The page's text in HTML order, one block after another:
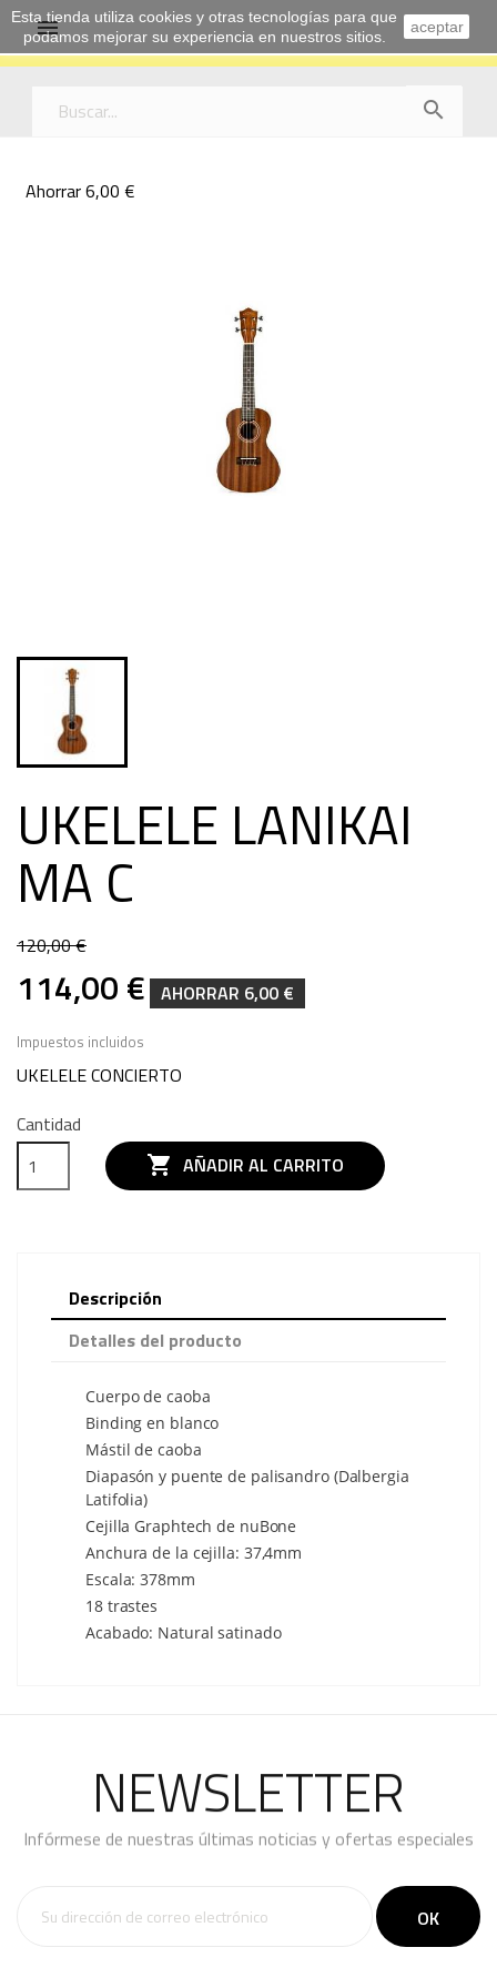


Ahorrar 6,00 €
UKELELE LANIKAI
MA C
120,00 €
114,00 € AHORRAR 6,00 €
Impuestos incluidos
UKELELE CONCIERTO
Cantidad
 AÑADIR AL CARRITO
Descripción
Detalles del producto
Cuerpo de caoba
Binding en blanco
Mástil de caoba
Diapasón y puente de palisandro (Dalbergia
Latifolia)
Cejilla Graphtech de nuBone
Anchura de la cejilla: 37,4mm
Escala: 378mm
18 trastes
Acabado: Natural satinado
NEWSLETTER
Infórmese de nuestras últimas noticias y ofertas especiales
Esta tienda utiliza cookies y otras tecnologías para que
podamos mejorar su experiencia en nuestros sitios.
aceptar